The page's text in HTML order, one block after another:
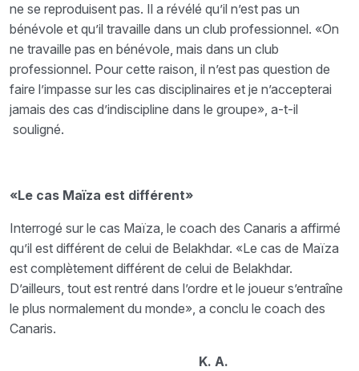
ne se reproduisent pas. Il a révélé qu’il n’est pas un
bénévole et qu’il travaille dans un club professionnel. «On
ne travaille pas en bénévole, mais dans un club
professionnel. Pour cette raison, il n’est pas question de
faire l’impasse sur les cas disciplinaires et je n’accepterai
jamais des cas d’indiscipline dans le groupe», a-t-il
souligné.
«Le cas Maïza est différent»
Interrogé sur le cas Maïza, le coach des Canaris a affirmé
qu’il est différent de celui de Belakhdar. «Le cas de Maïza
est complètement différent de celui de Belakhdar.
D’ailleurs, tout est rentré dans l’ordre et le joueur s’entraîne
le plus normalement du monde», a conclu le coach des
Canaris.
K. A.